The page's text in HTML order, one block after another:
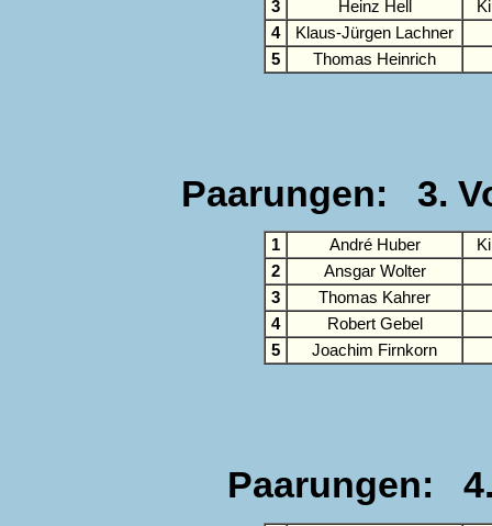
3 Heinz Hell
4
Klaus-Jürgen Lachner
5
Thomas Heinrich
Paarungen: 3.
1 André Huber
2
Ansgar Wolter
3
Thomas Kahrer
4
Robert Gebel
5
Joachim Firnkorn
Paarungen: